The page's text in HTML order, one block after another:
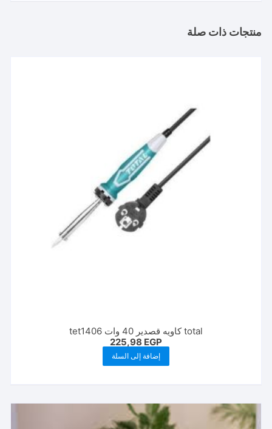
منتجات ذات صلة
total كاويه قصدير 40 وات tet1406
225,98 EGP
إضافة إلى السلة